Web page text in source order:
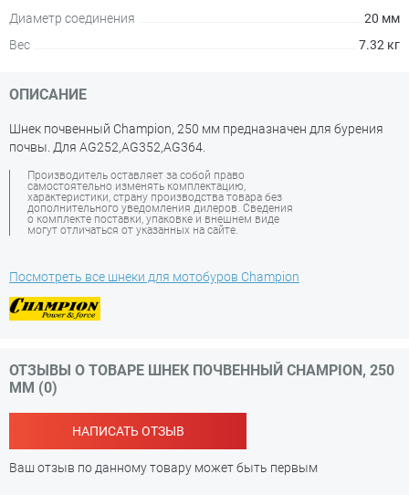
Диаметр соединения
20 мм
Вес
7.32 кг
ОПИСАНИЕ
Шнек почвенный Champion, 250 мм предназначен для бурения
почвы. Для AG252,AG352,AG364.
Производитель оставляет за собой право
самостоятельно изменять комплектацию,
характеристики, страну производства товара без
дополнительного уведомления дилеров. Сведения
о комплекте поставки, упаковке и внешнем виде
могут отличаться от указанных на сайте.
Посмотреть все шнеки для мотобуров Champion
ОТЗЫВЫ О ТОВАРЕ ШНЕК ПОЧВЕННЫЙ CHAMPION, 250
ММ (0)
НАПИСАТЬ ОТЗЫВ
Ваш отзыв по данному товару может быть первым